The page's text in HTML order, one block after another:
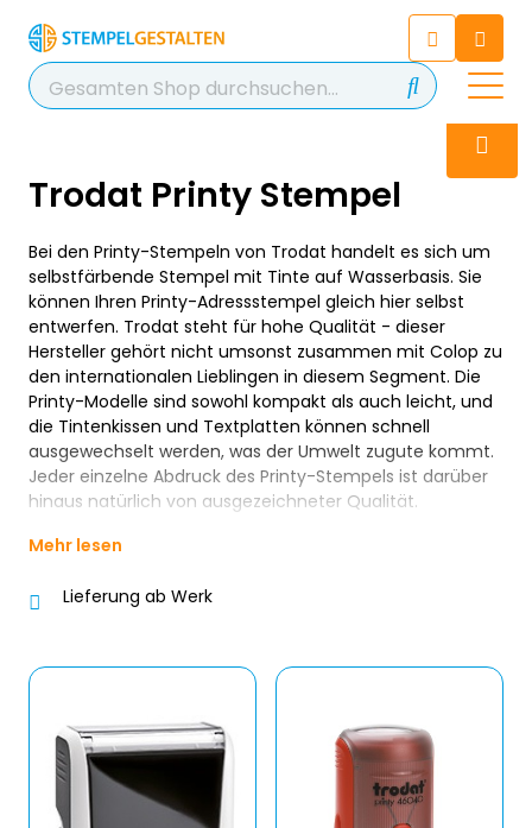
Chatten Sie 24/7 mit unserem
hilfreichen Chatbot
Kontakt
Trodat Printy Stempel
Bei den Printy-Stempeln von Trodat handelt es sich um
selbstfärbende Stempel mit Tinte auf Wasserbasis. Sie
können Ihren Printy-Adressstempel gleich hier selbst
entwerfen. Trodat steht für hohe Qualität - dieser
Hersteller gehört nicht umsonst zusammen mit Colop zu
den internationalen Lieblingen in diesem Segment. Die
Printy-Modelle sind sowohl kompakt als auch leicht, und
die Tintenkissen und Textplatten können schnell
ausgewechselt werden, was der Umwelt zugute kommt.
Jeder einzelne Abdruck des Printy-Stempels ist darüber
hinaus natürlich von ausgezeichneter Qualität.
Mehr lesen
Lieferung ab Werk